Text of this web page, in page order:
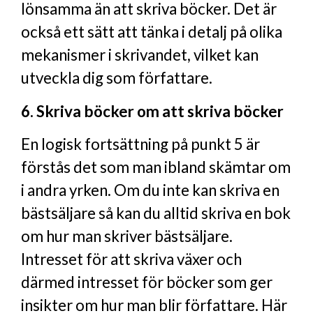
lönsamma än att skriva böcker. Det är
också ett sätt att tänka i detalj på olika
mekanismer i skrivandet, vilket kan
utveckla dig som författare.
6. Skriva böcker om att skriva böcker
En logisk fortsättning på punkt 5 är
förstås det som man ibland skämtar om
i andra yrken. Om du inte kan skriva en
bästsäljare så kan du alltid skriva en bok
om hur man skriver bästsäljare.
Intresset för att skriva växer och
därmed intresset för böcker som ger
insikter om hur man blir författare. Här